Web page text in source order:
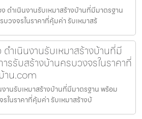
ดำเนินงานรับเหมาสร้างบ้านที่มีมาตรฐาน
วงจรในราคาที่คุ้มค่า รับเหมาสร้
ดำเนินงานรับเหมาสร้างบ้านที่มี
รรับสร้างบ้านครบวงจรในราคาที่
าน.com
งานรับเหมาสร้างบ้านที่มีมาตรฐาน พร้อม
ในราคาที่คุ้มค่า รับเหมาสร้างบ้